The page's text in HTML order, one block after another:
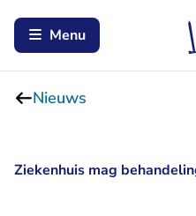
Menu
Nieuws
Ziekenhuis mag